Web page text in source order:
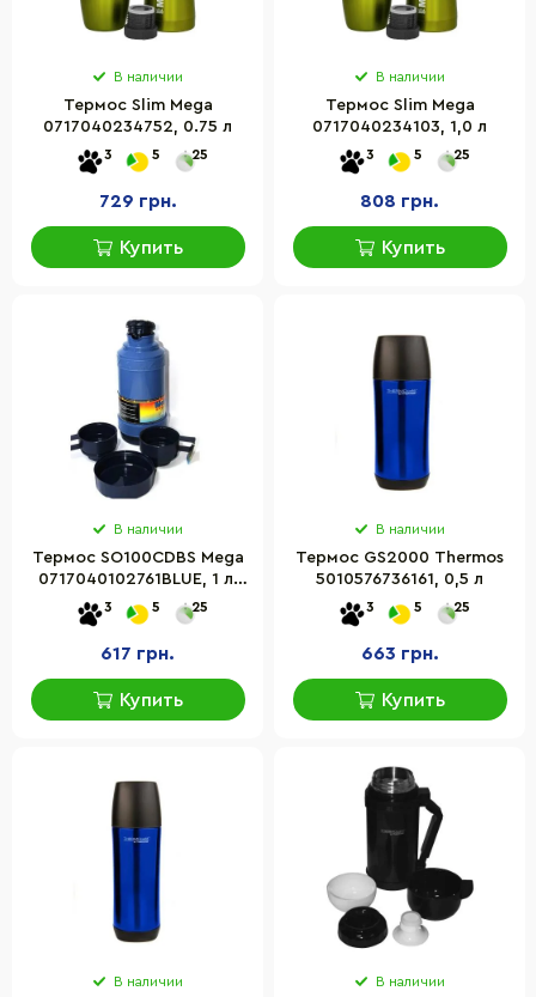
В наличии
Термос Slim Mega
0717040234752, 0.75 л
3 5 25
729 грн.
Купить
В наличии
Термос Slim Mega
0717040234103, 1,0 л
3 5 25
808 грн.
Купить
В наличии
Термос SO100CDBS Mega
0717040102761BLUE, 1 л,
синий
3 5 25
617 грн.
Купить
В наличии
Термос GS2000 Thermos
5010576736161, 0,5 л
3 5 25
663 грн.
Купить
В наличии В наличии